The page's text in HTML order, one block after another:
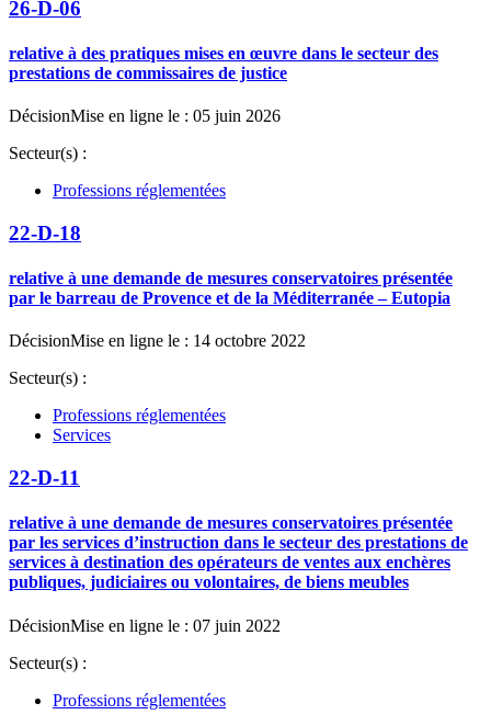
26-D-06
relative à des pratiques mises en œuvre dans le secteur des
prestations de commissaires de justice
DécisionMise en ligne le : 05 juin 2026
Secteur(s) :
Professions réglementées
22-D-18
relative à une demande de mesures conservatoires présentée
par le barreau de Provence et de la Méditerranée – Eutopia
DécisionMise en ligne le : 14 octobre 2022
Secteur(s) :
Professions réglementées
Services
22-D-11
relative à une demande de mesures conservatoires présentée
par les services d’instruction dans le secteur des prestations de
services à destination des opérateurs de ventes aux enchères
publiques, judiciaires ou volontaires, de biens meubles
DécisionMise en ligne le : 07 juin 2022
Secteur(s) :
Professions réglementées